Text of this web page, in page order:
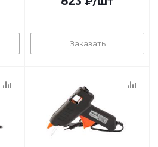
Заказать